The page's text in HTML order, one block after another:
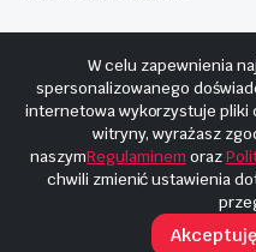
Copyright © 2025 Hosting i
W celu zapewnienia
spersonalizowanego
internetowa wykorzystuje pliki
witryny, wyrażasz
naszymRegulaminem oraz
chwili zmienić ustawienia